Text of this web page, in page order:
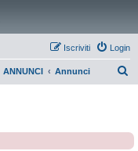
Login
Iscriviti
ANNUNCI Annunci
a